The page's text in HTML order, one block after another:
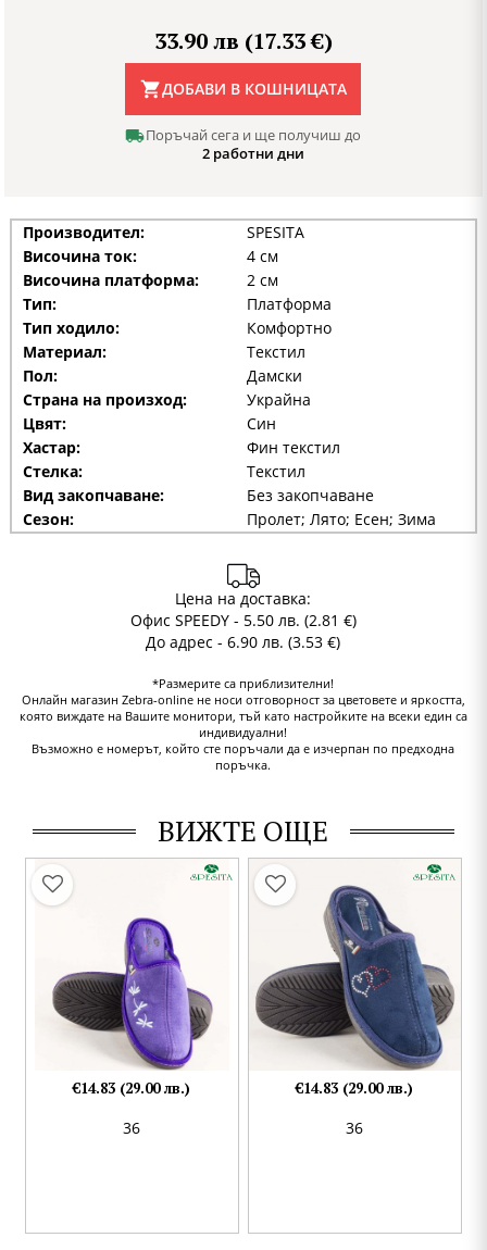
33.90 лв (17.33 €)
ДОБАВИ В КОШНИЦАТА
Поръчай сега и ще получиш до
2 работни дни
Производител:
SPESITA
Височина ток:
4 см
Височина платформа:
2 см
Тип:
Платформа
Тип ходило:
Комфортно
Материал:
Текстил
Пол:
Дамски
Страна на произход:
Украйна
Цвят:
Син
Хастар:
Фин текстил
Стелка:
Текстил
Вид закопчаване:
Без закопчаване
Сезон:
Пролет; Лято; Есен; Зима
Цена на доставка:
Офис SPEEDY - 5.50 лв. (2.81 €)
До адрес - 6.90 лв. (3.53 €)
*Размерите са приблизителни!
Онлайн магазин Zebra-online не носи отговорност за цветовете и яркостта,
която виждате на Вашите монитори, тъй като настройките на всеки един са
индивидуални!
Възможно е номерът, който сте поръчали да е изчерпан по предходна
поръчка.
ВИЖТЕ ОЩЕ
36
€14.83 (29.00 лв.)
36
€14.83 (29.00 лв.)